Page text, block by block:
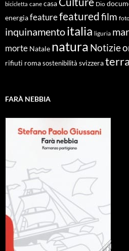
bicicletta cane casa Dio
energiafeaturefeaturedfilm
inquinamentoitalia liguria
morte Natale natura Notizie
rifiuti roma sostenibilità svizzeraterra
FARÀ NEBBIA